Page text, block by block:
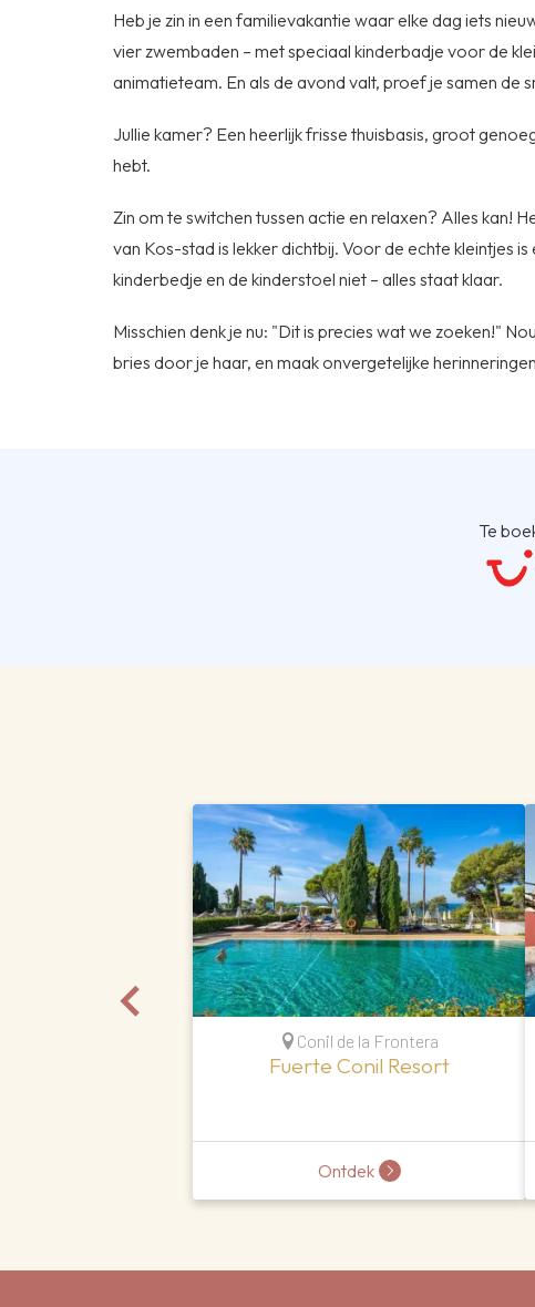
Heb je zin in een familievakantie waar elke dag iets
vier zwembaden – met speciaal kinderbadje voor de
animatieteam. En als de avond valt, proef je samen de
Jullie kamer? Een heerlijk frisse thuisbasis, groot
hebt.
Zin om te switchen tussen actie en relaxen? Alles kan!
van Kos-stad is lekker dichtbij. Voor de echte kleintjes
kinderbedje en de kinderstoel niet – alles staat klaar.
Misschien denk je nu: "Dit is precies wat we zoeken!"
bries door je haar, en maak onvergetelijke
Te
Conil de la Frontera
Fuerte Conil Resort
Ontdek